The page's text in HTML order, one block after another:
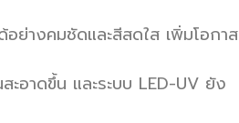
ย่างคมชัดและสีสดใส เพิ่มโอกาส
อาดขึ้น และระบบ LED-UV ยัง